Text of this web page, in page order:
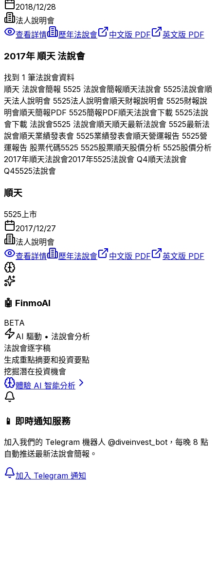
2018/12/28
法人說明會
查看詳情
歷年法說會 中文版 PDF 英文版 PDF
2017年順天法說會
找到 1 筆法說會資料
順天 法說會簡報 5525 法說會簡報順天法說會 5525法說會順
天法人說明會 5525法人說明會順天財報說明會 5525財報說
明會順天簡報PDF 5525簡報PDF順天法說會下載 5525法說
會下載 法說會5525 法說會順天順天最新法說會 5525最新法
說會順天業績發表會 5525業績發表會順天營運報告 5525營
運報告 股票代碼5525 5525股票順天股價分析 5525股價分析
2017年順天法說會2017年5525法說會 Q4順天法說會
Q45525法說會
順天
5525 上市
2017/12/27
法人說明會
查看詳情
歷年法說會 中文版 PDF 英文版 PDF
🤖 FinmoAI
BETA
AI 驅動 • 法說會分析
法說會逐字稿
生成重點摘要和投資要點
挖掘潛在投資機會
體驗 AI 智能分析
📱 即時通知服務
加入我們的 Telegram 機器人 @diveinvest_bot，每晚 8 點
自動推送最新法說會簡報。
加入 Telegram 通知